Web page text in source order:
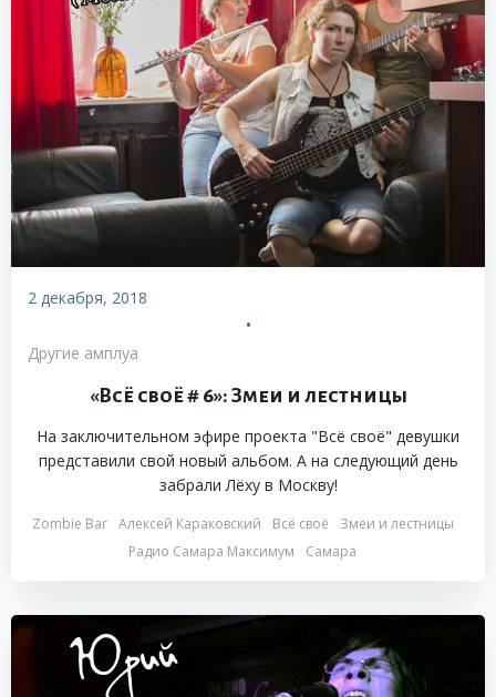
2 декабря, 2018
•
Другие амплуа
«Всё своё # 6»: Змеи и лестницы
На заключительном эфире проекта "Всё своё" девушки
представили свой новый альбом. А на следующий день
забрали Лёху в Москву!
Zombie Bar Алексей Караковский Всё своё
Змеи и лестницы
Радио Самара Максимум
Самара